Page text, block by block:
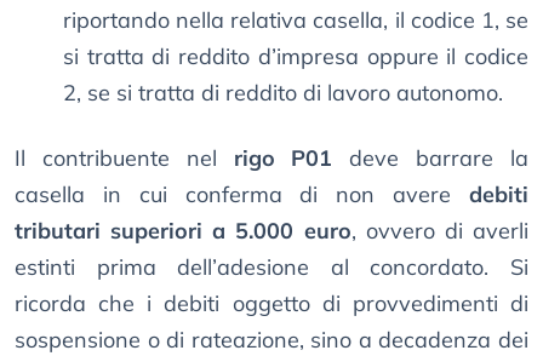
riportando nella relativa casella, il codice 1, se
si tratta di reddito d’impresa oppure il codice
2, se si tratta di reddito di lavoro autonomo.
Il contribuente nel rigo P01 deve barrare la
casella in cui conferma di non avere debiti
tributari superiori a 5.000 euro, ovvero di averli
estinti prima dell’adesione al concordato. Si
ricorda che i debiti oggetto di provvedimenti di
sospensione o di rateazione, sino a decadenza dei